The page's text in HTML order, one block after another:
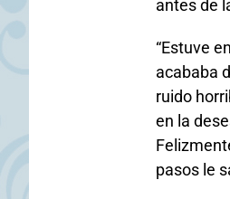
antes de
“Estuve
acababa
ruido
en la
pasos le